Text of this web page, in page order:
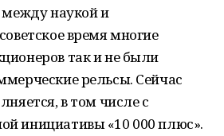
между наукой и
время многие
так и не были
рельсы. Сейчас
в том числе с
инициативы «10 000 плюс».